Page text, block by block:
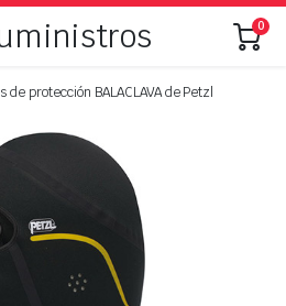
0
de protección BALACLAVA de Petzl